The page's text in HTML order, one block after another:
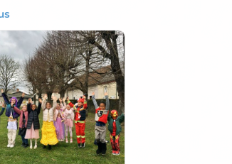
fois.
organise de grands carnavals colorés !
l'occasion idéale pour partager un moment